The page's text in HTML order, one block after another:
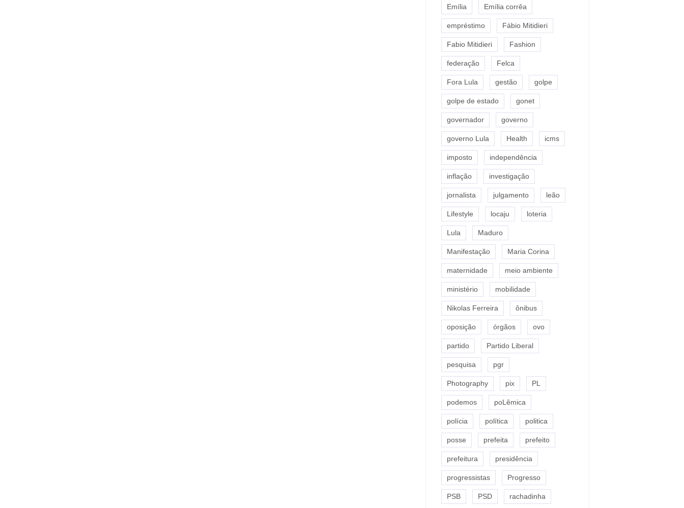
Emília Emília corrêa
empréstimo Fábio Mitidieri
Fabio Mitidieri Fashion
federação Felca
Fora Lula gestão golpe
golpe de estado gonet
governador governo
governo Lula Health icms
imposto independência
inflação investigação
jornalista julgamento leão
Lifestyle locaju loteria
Lula Maduro
Manifestação Maria Corina
maternidade meio ambiente
ministério mobilidade
Nikolas Ferreira ônibus
oposição órgãos ovo
partido Partido Liberal
pesquisa pgr
Photography pix PL
podemos poLêmica
polícia política politica
posse prefeita prefeito
prefeitura presidência
progressistas Progresso
PSB PSD rachadinha